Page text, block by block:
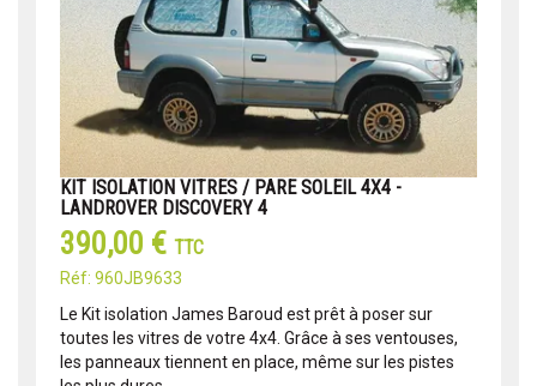
KIT ISOLATION VITRES / PARE SOLEIL 4X4 -
LANDROVER DISCOVERY 4
390,00 € TTC
Réf: 960JB9633
Le Kit isolation James Baroud est prêt à poser sur
toutes les vitres de votre 4x4. Grâce à ses ventouses,
les panneaux tiennent en place, même sur les pistes